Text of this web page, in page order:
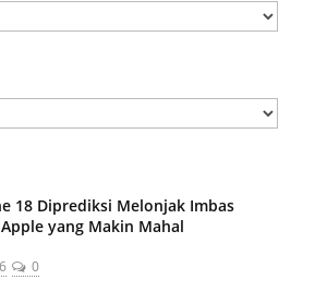
18 Diprediksi Melonjak Imbas
yang Makin Mahal
0